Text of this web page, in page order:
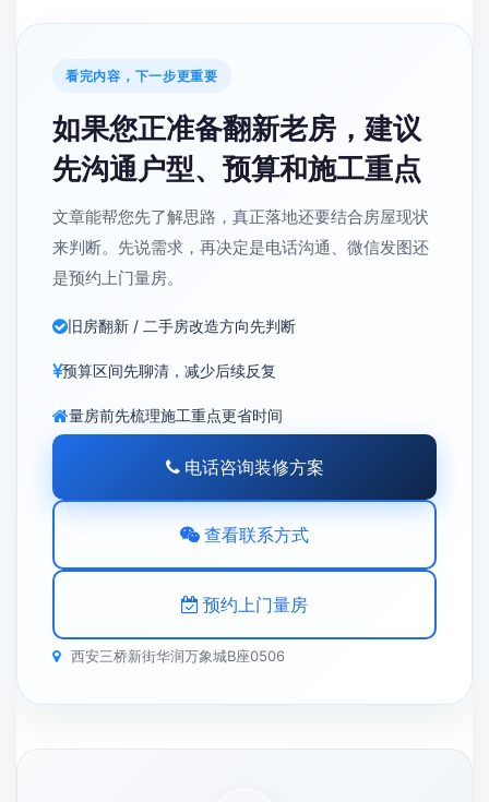
看完内容，下一步更重要
如果您正准备翻新老房，建议
先沟通户型、预算和施工重点
文章能帮您先了解思路，真正落地还要结合房屋现状
来判断。先说需求，再决定是电话沟通、微信发图还
是预约上门量房。
旧房翻新 / 二手房改造方向先判断
预算区间先聊清，减少后续反复
量房前先梳理施工重点更省时间
电话咨询装修方案
查看联系方式
预约上门量房
西安三桥新街华润万象城B座0506